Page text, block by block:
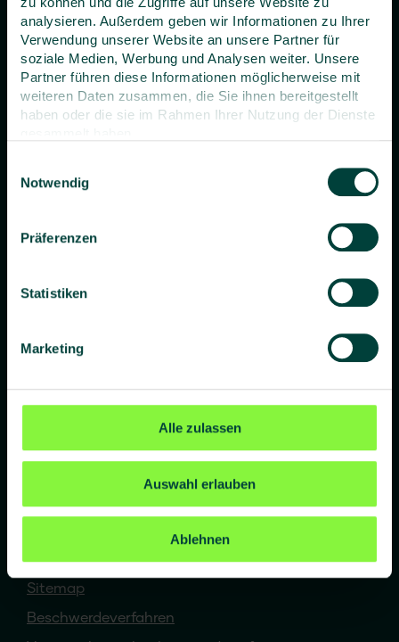
analysieren. Außerdem geben wir Informationen zu Ihrer
Verwendung unserer Website an unsere Partner für
soziale Medien, Werbung und Analysen weiter. Unsere
Partner führen diese Informationen möglicherweise mit
weiteren Daten zusammen, die Sie ihnen bereitgestellt
haben oder die sie im Rahmen Ihrer Nutzung der Dienste
Notwendig
Präferenzen
Statistiken
Marketing
Alle zulassen
Auswahl erlauben
Ablehnen
concada GmbH
Campus Bonn
Herbert-Rabius-Str. 24
53225 Bonn
E-Mail:info
Umwelt
Kontakt
Sitemap
Beschwerdeverfahren